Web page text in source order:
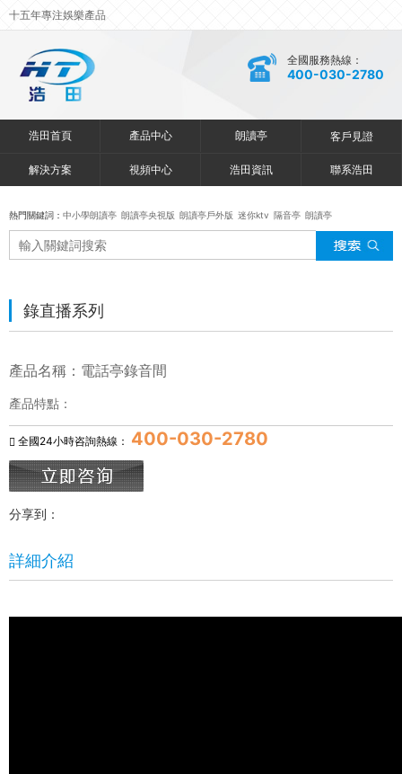
十五年專注娛樂產品
全國服務熱線：
400-030-2780
浩田首頁 產品中心 朗讀亭 客戶見證
解決方案 視頻中心 浩田資訊 聯系浩田
熱門關鍵詞： 中小學朗讀亭 朗讀亭央視版 朗讀亭戶外版 迷你ktv 隔音亭 朗讀亭
錄直播系列
產品名稱：電話亭錄音間
產品特點：
全國24小時咨詢熱線： 400-030-2780
分享到：
詳細介紹